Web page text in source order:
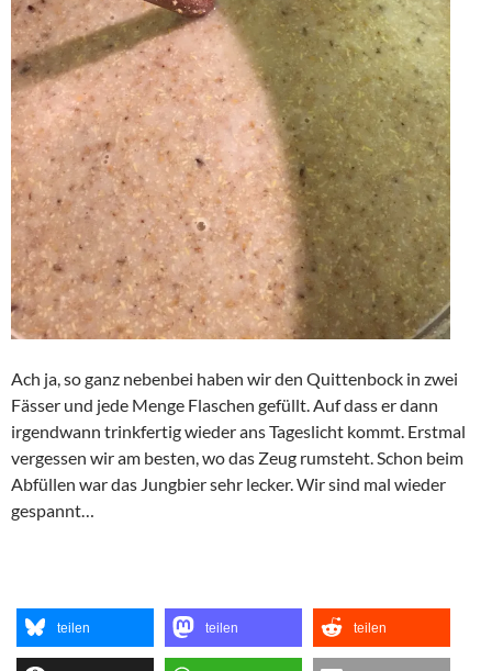
Ach ja, so ganz nebenbei haben wir den Quittenbock in zwei
Fässer und jede Menge Flaschen gefüllt. Auf dass er dann
irgendwann trinkfertig wieder ans Tageslicht kommt. Erstmal
vergessen wir am besten, wo das Zeug rumsteht. Schon beim
Abfüllen war das Jungbier sehr lecker. Wir sind mal wieder
gespannt…
teilen teilen teilen